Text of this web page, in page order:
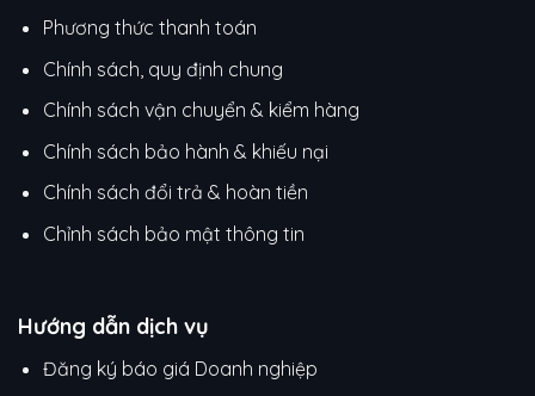
Phương thức thanh toán
Chính sách, quy định chung
Chính sách vận chuyển & kiểm hàng
Chính sách bảo hành & khiếu nại
Chính sách đổi trả & hoàn tiền
Chỉnh sách bảo mật thông tin
Hướng dẫn dịch vụ
Đăng ký báo giá Doanh nghiệp